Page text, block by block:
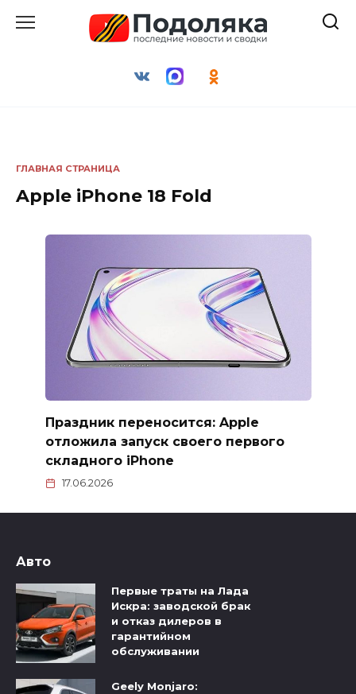
ГЛАВНАЯ СТРАНИЦА
Apple iPhone 18 Fold
Праздник переносится: Apple
отложила запуск своего первого
складного iPhone
17.06.2026
Авто
Первые траты на Лада
Искра: заводской брак
и отказ дилеров в
гарантийном
обслуживании
Geely Monjaro: